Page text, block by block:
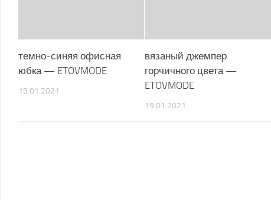
темно-синяя офисная
юбка — ETOVMODE
19.01.2021
вязаный джемпер
горчичного цвета —
ETOVMODE
19.01.2021